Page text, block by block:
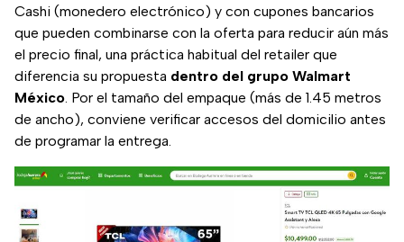
Cashi (monedero electrónico) y con cupones bancarios
que pueden combinarse con la oferta para reducir aún más
el precio final, una práctica habitual del retailer que
diferencia su propuesta dentro del grupo Walmart
México. Por el tamaño del empaque (más de 1.45 metros
de ancho), conviene verificar accesos del domicilio antes
de programar la entrega.